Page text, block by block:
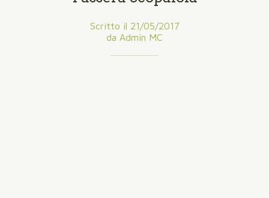
Scritto il 21/05/2017
da Admin MC